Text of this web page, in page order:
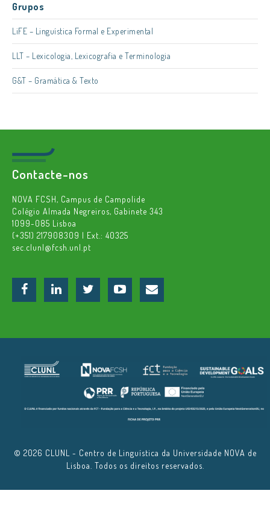
Grupos
LiFE – Linguística Formal e Experimental
LLT – Lexicologia, Lexicografia e Terminologia
G&T – Gramática & Texto
Contacte-nos
NOVA FCSH, Campus de Campolide
Colégio Almada Negreiros, Gabinete 343
1099-085 Lisboa
(+351) 217908309 | Ext.: 40325
sec.clunl@fcsh.unl.pt
© 2026 CLUNL - Centro de Linguística da Universidade NOVA de
Lisboa. Todos os direitos reservados.